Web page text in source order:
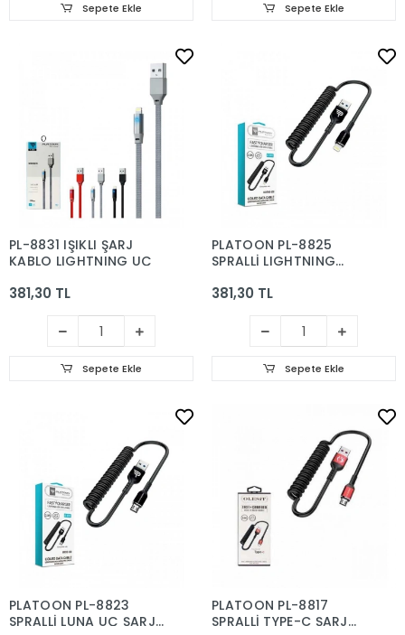
Sepete Ekle Sepete Ekle
PL-8831 IŞIKLI ŞARJ
KABLO LIGHTNING UÇ
381,30 TL
Sepete Ekle
PLATOON PL-8825
SPRALLİ LIGHTNING
381,30 TL
Sepete Ekle
PLATOON PL-8823
SPRALLİ LUNA UÇ ŞARJ
PLATOON PL-8817
SPRALLİ TYPE-C ŞARJ